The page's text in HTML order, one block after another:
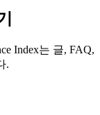
Index는 글, FAQ,
.